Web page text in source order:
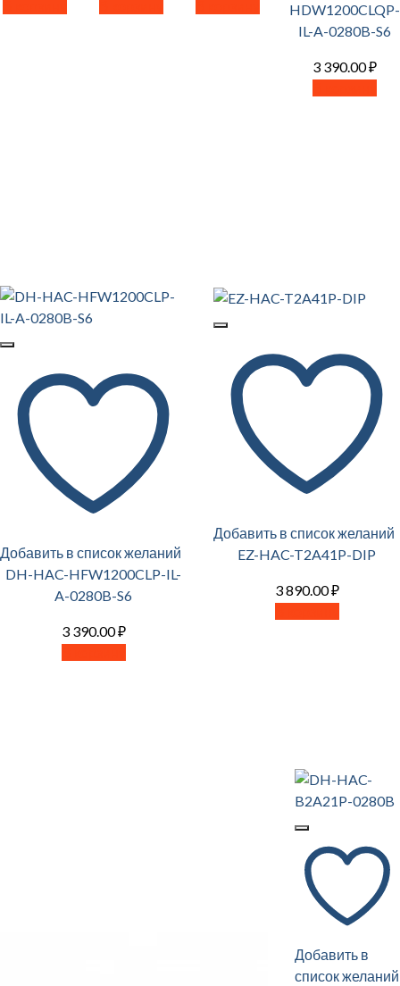
HDW1200CLQP-
IL-A-0280B-S6
3 390.00₽
Добавить в список желаний
DH-HAC-HFW1200CLP-IL-
A-0280B-S6
3 390.00₽
Добавить в список желаний
EZ-HAC-T2A41P-DIP
3 890.00₽
Добавить в
список желаний